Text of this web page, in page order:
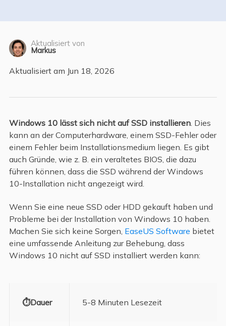
Aktualisiert von
Markus
Aktualisiert am Jun 18, 2026
Windows 10 lässt sich nicht auf SSD installieren. Dies
kann an der Computerhardware, einem SSD-Fehler oder
einem Fehler beim Installationsmedium liegen. Es gibt
auch Gründe, wie z. B. ein veraltetes BIOS, die dazu
führen können, dass die SSD während der Windows
10-Installation nicht angezeigt wird.
Wenn Sie eine neue SSD oder HDD gekauft haben und
Probleme bei der Installation von Windows 10 haben.
Machen Sie sich keine Sorgen, EaseUS Software bietet
eine umfassende Anleitung zur Behebung, dass
Windows 10 nicht auf SSD installiert werden kann:
⏱️Dauer 5-8 Minuten Lesezeit